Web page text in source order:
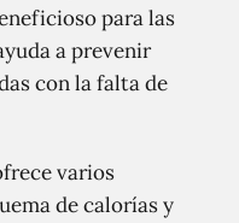
para las
a prevenir
con la falta de
varios
de calorías y